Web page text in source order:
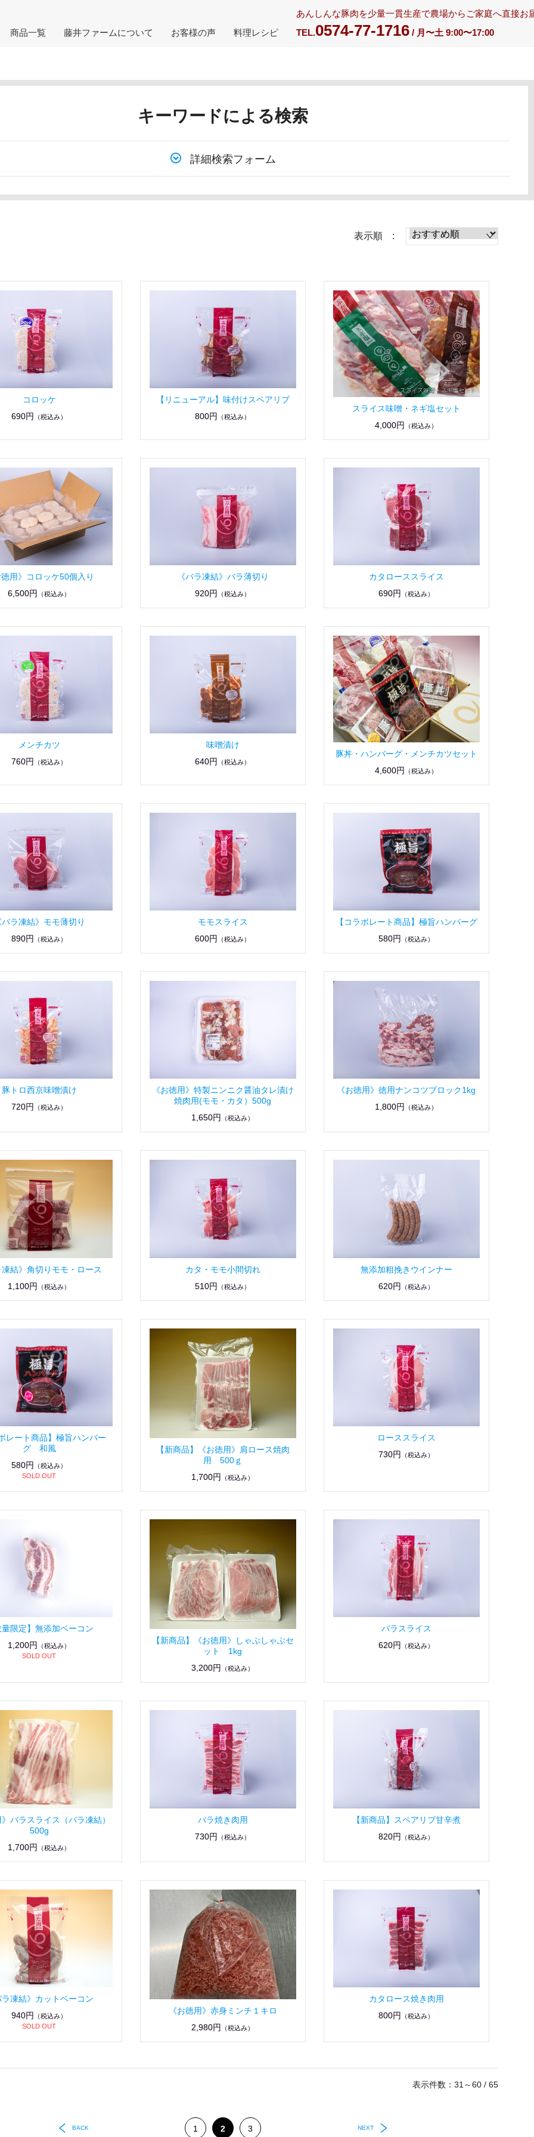
商品一覧 藤井ファームについて お客様の声 料理レシピ
あんしんな豚肉を少量一貫生産で農場からご家庭へ直接お
TEL.0574-77-1716 / 月〜土 9:00〜17:00
キーワードによる検索
詳細検索フォーム
表示順 :
コロッケ
690円
（税込み）
【リニューアル】味付けスペアリブ
800円
（税込み）
スライス味噌・ネギ塩セット
4,000円
（税込み）
用》コロッケ50個入り
6,500円
（税込み）
《バラ凍結》バラ薄切り
920円
（税込み）
カタローススライス
690円
（税込み）
メンチカツ
760円
（税込み）
味噌漬け
640円
（税込み）
豚丼・ハンバーグ・メンチカツセット
4,600円
（税込み）
バラ凍結》モモ薄切り
890円
（税込み）
モモスライス
600円
（税込み）
【コラボレート商品】極旨ハンバーグ
580円
（税込み）
豚トロ西京味噌漬け
720円
（税込み）
《お徳用》特製ニンニク醤油タレ漬け
焼肉用(モモ・カタ）500g
1,650円
（税込み）
《お徳用》徳用ナンコツブロック1kg
1,800円
（税込み）
結》角切りモモ・ロース
1,100円
（税込み）
カタ・モモ小間切れ
510円
（税込み）
無添加粗挽きウインナー
620円
（税込み）
レート商品】極旨ハンバー
グ 和風
580円
（税込み）
SOLD OUT
【新商品】《お徳用》肩ロース焼肉
用 500ｇ
1,700円
（税込み）
ローススライス
730円
（税込み）
限定】無添加ベーコン
1,200円
（税込み）
SOLD OUT
【新商品】《お徳用》しゃぶしゃぶセ
ット 1kg
3,200円
（税込み）
バラスライス
620円
（税込み）
バラスライス（バラ凍結）
500g
1,700円
（税込み）
バラ焼き肉用
730円
（税込み）
【新商品】スペアリブ甘辛煮
820円
（税込み）
凍結》カットベーコン
940円
（税込み）
SOLD OUT
《お徳用》赤身ミンチ１キロ
2,980円
（税込み）
カタロース焼き肉用
800円
（税込み）
表示件数：31～60 / 65
BACK NEXT
1 2 3